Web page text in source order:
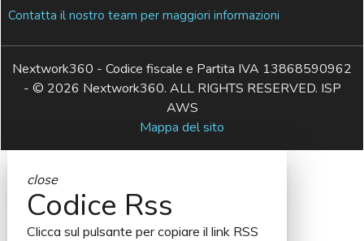
Contatta il nostro team per maggiori informazioni
Nextwork360 - Codice fiscale e Partita IVA 13868590962
- © 2026 Nextwork360. ALL RIGHTS RESERVED. ISP
AWS
Mappa del sito
close
Codice Rss
Clicca sul pulsante per copiare il link RSS